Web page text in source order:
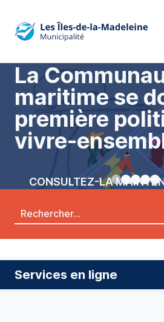
La
maritime se
première
vivre-
CONSULTEZ-LA
Services en ligne